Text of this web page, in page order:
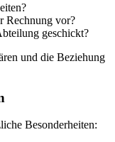
Rechnung vor?
geschickt?
und die Beziehung
Besonderheiten: